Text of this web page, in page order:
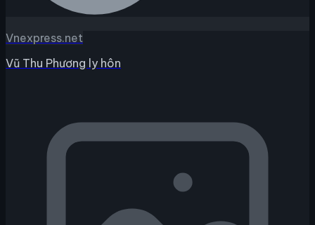
Vnexpress.net
Vũ Thu Phương ly hôn